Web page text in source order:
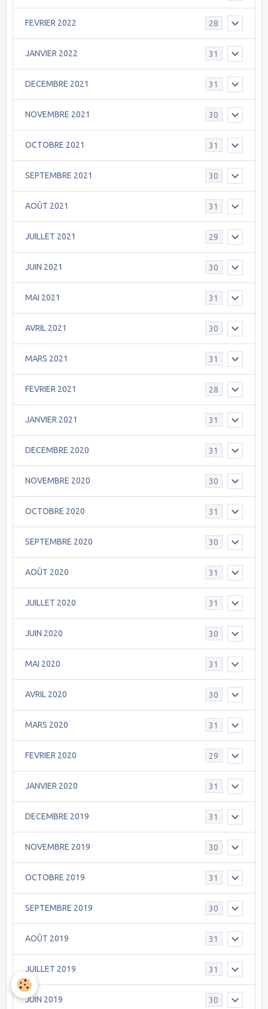
FEVRIER 2022 28
JANVIER 2022 31
DECEMBRE 2021 31
NOVEMBRE 2021 30
OCTOBRE 2021 31
SEPTEMBRE 2021 30
AOÛT 2021 31
JUILLET 2021 29
JUIN 2021 30
MAI 2021 31
AVRIL 2021 30
MARS 2021 31
FEVRIER 2021 28
JANVIER 2021 31
DECEMBRE 2020 31
NOVEMBRE 2020 30
OCTOBRE 2020 31
SEPTEMBRE 2020 30
AOÛT 2020 31
JUILLET 2020 31
JUIN 2020 30
MAI 2020 31
AVRIL 2020 30
MARS 2020 31
FEVRIER 2020 29
JANVIER 2020 31
DECEMBRE 2019 31
NOVEMBRE 2019 30
OCTOBRE 2019 31
SEPTEMBRE 2019 30
AOÛT 2019 31
JUILLET 2019 31
JUIN 2019 30